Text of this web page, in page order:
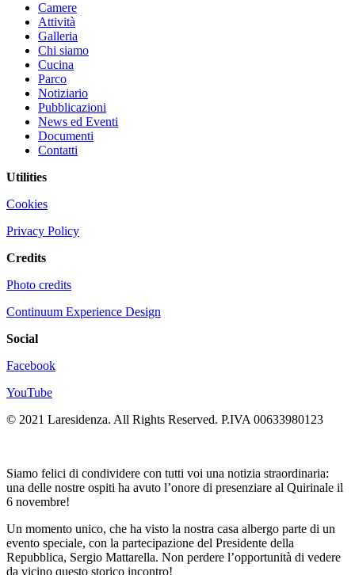
Camere
Attività
Galleria
Chi siamo
Cucina
Parco
Notiziario
Pubblicazioni
News ed Eventi
Documenti
Contatti
Utilities
Cookies
Privacy Policy
Credits
Photo credits
Continuum Experience Design
Social
Facebook
YouTube
© 2021 Laresidenza. All Rights Reserved. P.IVA 00633980123
Siamo felici di condividere con tutti voi una notizia straordinaria:
una delle nostre ospiti ha avuto l’onore di presenziare al Quirinale il
6 novembre!
Un momento unico, che ha visto la nostra casa albergo parte di un
evento speciale, con la partecipazione del Presidente della
Repubblica, Sergio Mattarella. Non perdere l’opportunità di vedere
da vicino questo storico incontro!